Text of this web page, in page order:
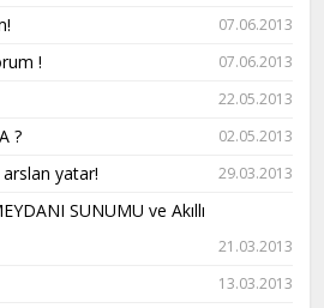
07.06.2013
! 07.06.2013
22.05.2013
? 02.05.2013
yatar! 29.03.2013
SUNUMU ve Akıllı
21.03.2013
13.03.2013